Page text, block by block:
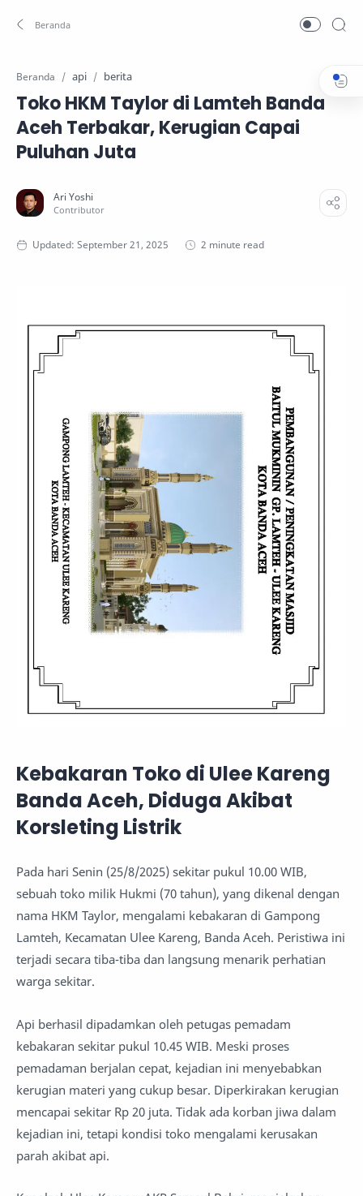
Beranda api berita
Toko HKM Taylor di Lamteh Banda
Aceh Terbakar, Kerugian Capai
Puluhan Juta
2 minute read
Kebakaran Toko di Ulee Kareng
Banda Aceh, Diduga Akibat
Korsleting Listrik
Pada hari Senin (25/8/2025) sekitar pukul 10.00 WIB,
sebuah toko milik Hukmi (70 tahun), yang dikenal dengan
nama HKM Taylor, mengalami kebakaran di Gampong
Lamteh, Kecamatan Ulee Kareng, Banda Aceh. Peristiwa ini
terjadi secara tiba-tiba dan langsung menarik perhatian
warga sekitar.
Api berhasil dipadamkan oleh petugas pemadam
kebakaran sekitar pukul 10.45 WIB. Meski proses
pemadaman berjalan cepat, kejadian ini menyebabkan
kerugian materi yang cukup besar. Diperkirakan kerugian
mencapai sekitar Rp 20 juta. Tidak ada korban jiwa dalam
kejadian ini, tetapi kondisi toko mengalami kerusakan
parah akibat api.